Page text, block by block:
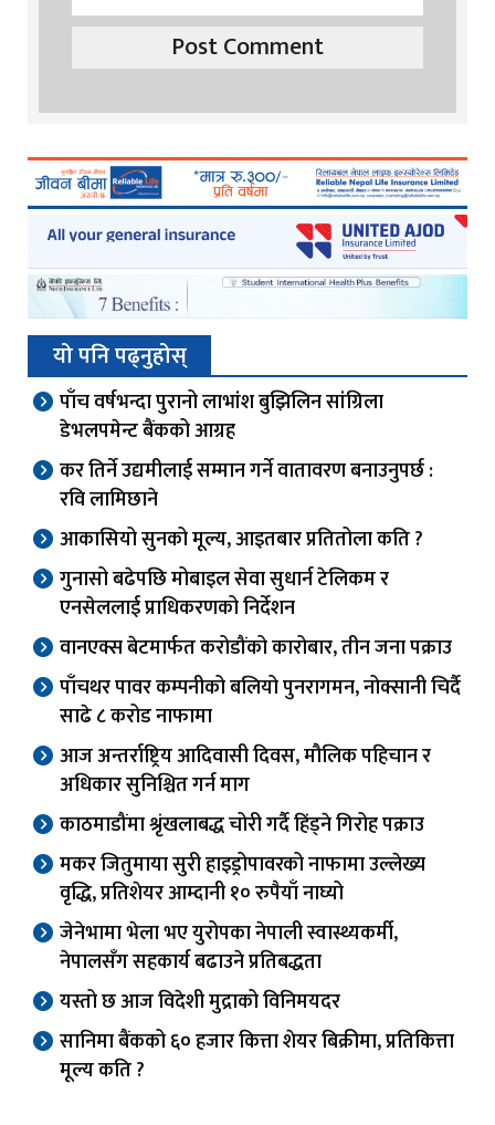
यो पनि पढ्नुहोस्
पाँच वर्षभन्दा पुरानो लाभांश बुझिलिन सांग्रिला
डेभलपमेन्ट बैंकको आग्रह
कर तिर्ने उद्यमीलाई सम्मान गर्ने वातावरण बनाउनुपर्छ :
रवि लामिछाने
आकासियो सुनको मूल्य, आइतबार प्रतितोला कति ?
गुनासो बढेपछि मोबाइल सेवा सुधार्न टेलिकम र
एनसेललाई प्राधिकरणको निर्देशन
वानएक्स बेटमार्फत करोडौंको कारोबार, तीन जना पक्राउ
पाँचथर पावर कम्पनीको बलियो पुनरागमन, नोक्सानी चिर्दै
साढे ८ करोड नाफामा
आज अन्तर्राष्ट्रिय आदिवासी दिवस, मौलिक पहिचान र
अधिकार सुनिश्चित गर्न माग
काठमाडौंमा श्रृंखलाबद्ध चोरी गर्दै हिंड्ने गिरोह पक्राउ
मकर जितुमाया सुरी हाइड्रोपावरको नाफामा उल्लेख्य
वृद्धि, प्रतिशेयर आम्दानी १० रुपैयाँ नाघ्यो
जेनेभामा भेला भए युरोपका नेपाली स्वास्थ्यकर्मी,
नेपालसँग सहकार्य बढाउने प्रतिबद्धता
यस्तो छ आज विदेशी मुद्राको विनिमयदर
सानिमा बैंकको ६० हजार कित्ता शेयर बिक्रीमा, प्रतिकित्ता
मूल्य कति ?